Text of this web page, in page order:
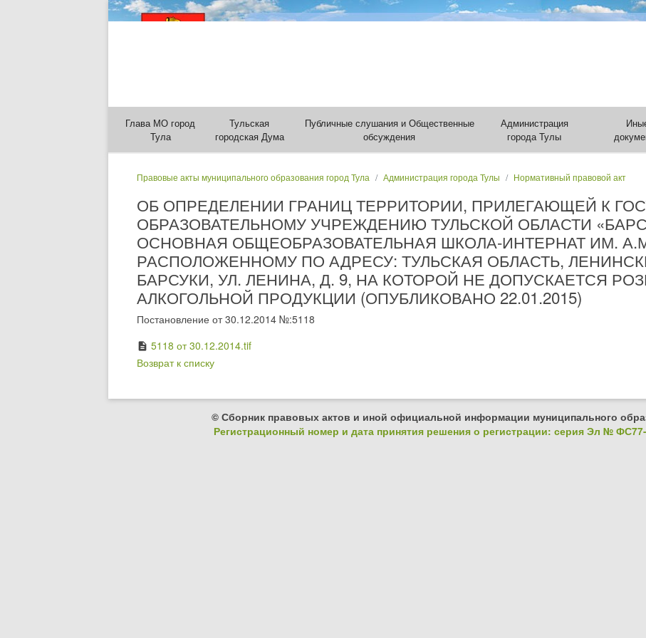
Глава МО город
Тула
Тульская
городская Дума
Публичные слушания и Общественные
обсуждения
Администрация
города Тулы
Правовые акты муниципального образования город Тула Администрация города Тулы Нормативный правовой акт
ОБ ОПРЕДЕЛЕНИИ ГРАНИЦ ТЕРРИТОРИИ, ПРИЛЕГАЮЩЕЙ К
ОБРАЗОВАТЕЛЬНОМУ УЧРЕЖДЕНИЮ ТУЛЬСКОЙ ОБЛАСТИ
ОСНОВНАЯ ОБЩЕОБРАЗОВАТЕЛЬНАЯ ШКОЛА-ИНТЕРНАТ ИМ.
РАСПОЛОЖЕННОМУ ПО АДРЕСУ: ТУЛЬСКАЯ ОБЛАСТЬ,
БАРСУКИ, УЛ. ЛЕНИНА, Д. 9, НА КОТОРОЙ НЕ ДОПУСКАЕТСЯ
АЛКОГОЛЬНОЙ ПРОДУКЦИИ (ОПУБЛИКОВАНО 22.01.2015)
Постановление от 30.12.2014 №:5118
description 5118 от 30.12.2014.tif
Возврат к списку
© Сборник правовых актов и иной официальной информации муниципального
Регистрационный номер и дата принятия решения о регистрации: серия Эл № ФС77-